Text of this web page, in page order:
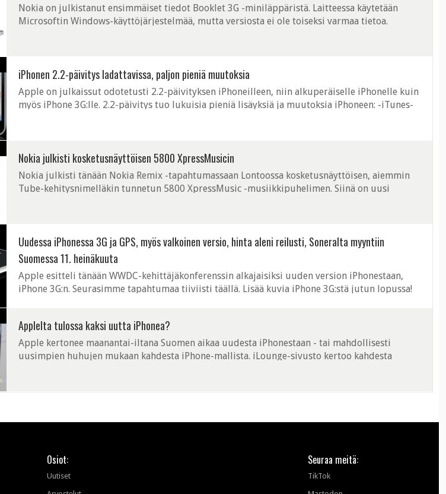
Nokia on julkistanut ensimmäiset tiedot Booklet 3G -miniläppäristä. Laitteessa käytetään
Microsoftin Windows-käyttöjärjestelmää, mutta versiosta ei ole toiseksi varmaa tietoa.
iPhonen 2.2-päivitys ladattavissa, paljon pieniä muutoksia
Apple on julkaissut odotetusti 2.2-päivityksen iPhoneilleen, niin alkuperäiselle iPhonelle kuin
myös iPhone 3G:lle. 2.2-päivitys tuo lukuisia pieniä lisäyksiä ja muutoksia iPhoneen: -iTunes-
Nokia julkisti kosketusnäyttöisen 5800 XpressMusicin
Nokia julkisti tänään Nokia Remix -tapahtumassaan Lontoossa kosketusnäyttöisen, aiemmin
Tube-kehitysnimelläkin tunnetun 5800 XpressMusic -musiikkipuhelimen. Siinä on uusi
Uudessa iPhonessa 3G ja GPS, myös valkoinen versio, hinta aleni reilusti, Soneralta myyntiin
Suomessa 11. heinäkuuta
Apple esitteli tänään WWDC-kehittäjäkonferenssin alkajaisiksi uuden version iPhonestaan,
iPhone 3G:n. Seurasimme tapahtumaa tiiviisti täällä. Lisää kuvia iPhone 3G:stä jutun lopussa!
Applelta tulossa kaksi uutta iPhonea?
Apple kertonee maanantai-iltana Suomen aikaa uudesta iPhonestaan - tai mahdollisesti
uusimpien huhujen mukaan kahdesta iPhone-mallista. iLounge-sivusto kertoo kahdesta
Osiot:
Uutiset
Seuraa meitä:
TikTok